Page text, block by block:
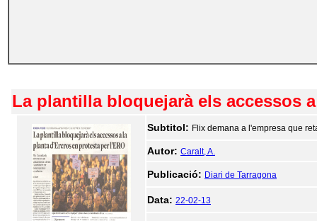
La plantilla bloquejarà els accessos
Subtitol: Flix demana a l'empresa que
Autor: Caralt, A.
Publicació: Diari de Tarragona
Data: 22-02-13